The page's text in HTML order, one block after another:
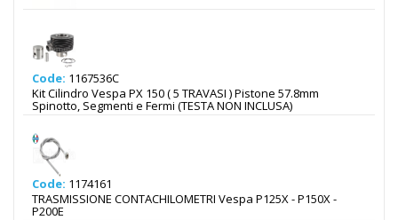
Code: 1167536C
Kit Cilindro Vespa PX 150 ( 5 TRAVASI ) Pistone 57.8mm
Spinotto, Segmenti e Fermi (TESTA NON INCLUSA)
Code: 1174161
TRASMISSIONE CONTACHILOMETRI Vespa P125X - P150X -
P200E